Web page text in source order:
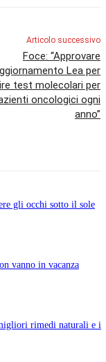
Articolo successivo
Foce: “Approvare
Lea per
test molecolari per
oncologici ogni
anno”
gli occhi sotto il sole
vanno in vacanza
rimedi naturali e i